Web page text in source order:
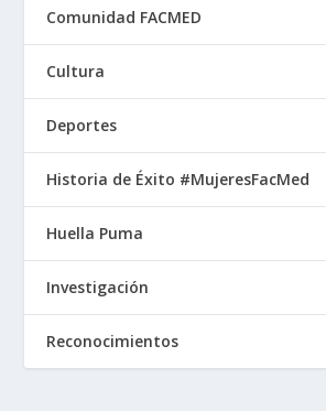
Comunidad FACMED
Cultura
Deportes
Historia de Éxito #MujeresFacMed
Huella Puma
Investigación
Reconocimientos